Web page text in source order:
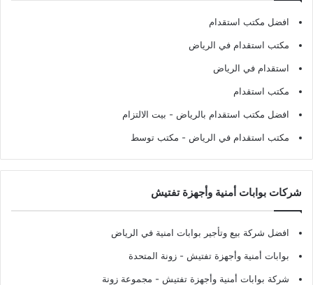
افضل مكتب استقدام
مكتب استقدام في الرياض
استقدام في الرياض
مكتب استقدام
افضل مكتب استقدام بالرياض - بيت الالتزام
مكتب استقدام في الرياض - مكتب توسط
شركات بوابات أمنية وأجهزة تفتيش
افضل شركة بيع وتأجير بوابات امنية في الرياض
بوابات أمنية وأجهزة تفتيش - زونة المتحدة
شركة بوابات أمنية وأجهزة تفتيش - مجموعة زونة